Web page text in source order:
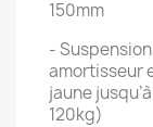
150mm
-
amortisseur
jaune
120kg)